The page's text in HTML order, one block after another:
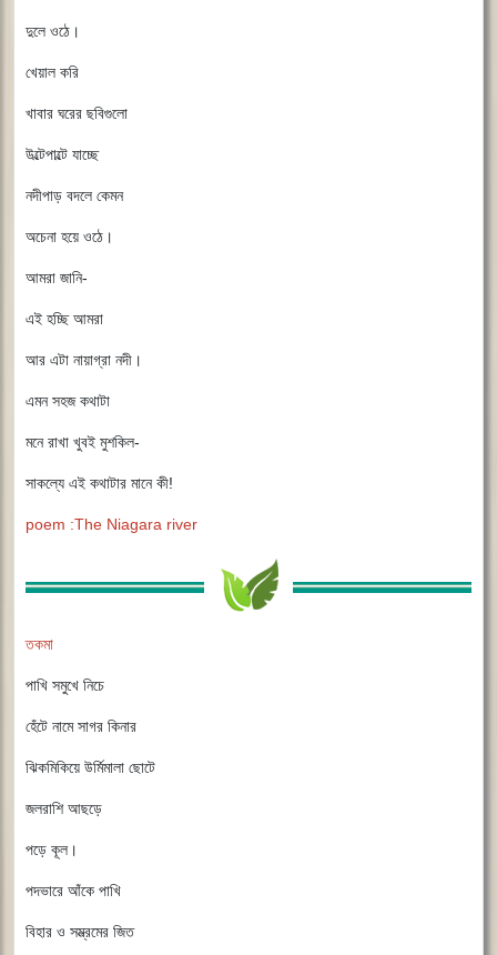
দুলে ওঠে।
খেয়াল করি
খাবার ঘরের ছবিগুলো
উল্টেপাল্টে যাচ্ছে
নদীপাড় বদলে কেমন
অচেনা হয়ে ওঠে।
আমরা জানি-
এই হচ্ছি আমরা
আর এটা নায়াগ্রা নদী।
এমন সহজ কথাটা
মনে রাখা খুবই মুশকিল-
সাকল্যে এই কথাটার মানে কী!
poem :The Niagara river
তকমা
পাখি সমুখে নিচে
হেঁটে নামে সাগর কিনার
ঝিকমিকিয়ে উর্মিমালা ছোটে
জলরাশি আছড়ে
পড়ে কূল।
পদভারে আঁকে পাখি
বিহার ও সম্ভ্রমের জিত